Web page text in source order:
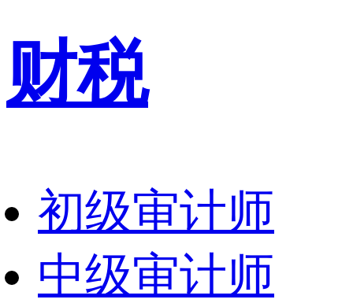
财税
初级审计师
中级审计师